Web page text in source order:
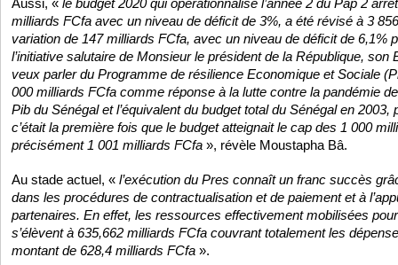
Aussi, «le budget 2020 qui opérationnalise l’année 2 du Pap 2
milliards FCfa avec un niveau de déficit de 3%, a été révisé à 3
variation de 147 milliards FCfa, avec un niveau de déficit de 6,1%
l’initiative salutaire de Monsieur le président de la République,
veux parler du Programme de résilience Economique et Sociale
000 milliards FCfa comme réponse à la lutte contre la pandémie
Pib du Sénégal et l’équivalent du budget total du Sénégal en 2003,
c’était la première fois que le budget atteignait le cap des 1 000
précisément 1 001 milliards FCfa », révèle Moustapha Bâ.
Au stade actuel, «l’exécution du Pres connaît un franc succès
dans les procédures de contractualisation et de paiement et à
partenaires. En effet, les ressources effectivement mobilisées
s’élèvent à 635,662 milliards FCfa couvrant totalement les
montant de 628,4 milliards FCfa».